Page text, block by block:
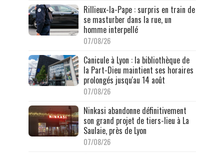
Rillieux-la-Pape : surpris en train de
se masturber dans la rue, un
homme interpellé
07/08/26
Canicule à Lyon : la bibliothèque de
la Part-Dieu maintient ses horaires
prolongés jusqu'au 14 août
07/08/26
Ninkasi abandonne définitivement
son grand projet de tiers-lieu à La
Saulaie, près de Lyon
07/08/26